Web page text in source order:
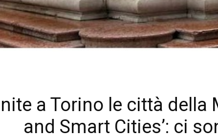
a Torino le città della
and Smart Cities’: ci